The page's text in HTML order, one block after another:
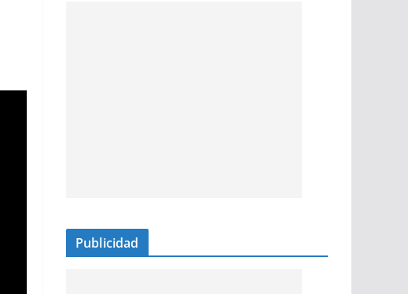
Publicidad